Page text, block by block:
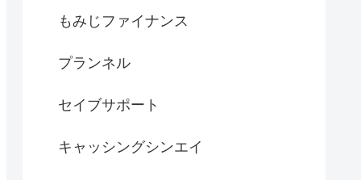
もみじファイナンス
プランネル
セイブサポート
キャッシングシンエイ